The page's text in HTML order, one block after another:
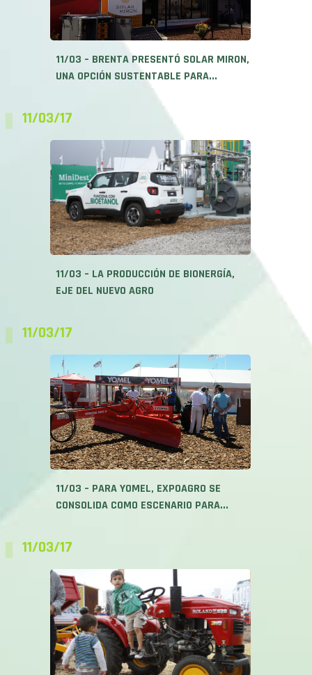
11/03 – BRENTA PRESENTÓ SOLAR MIRON,
UNA OPCIÓN SUSTENTABLE PARA...
11/03/17
11/03 – LA PRODUCCIÓN DE BIONERGÍA,
EJE DEL NUEVO AGRO
11/03/17
11/03 – PARA YOMEL, EXPOAGRO SE
CONSOLIDA COMO ESCENARIO PARA...
11/03/17